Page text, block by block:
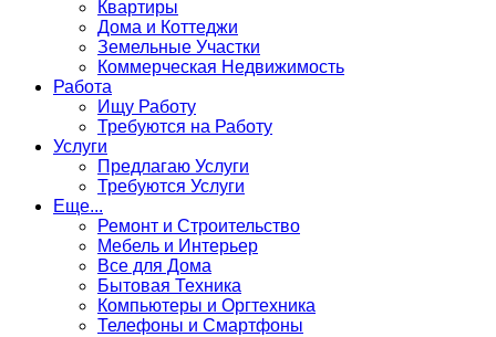
Квартиры
Дома и Коттеджи
Земельные Участки
Коммерческая Недвижимость
Работа
Ищу Работу
Требуются на Работу
Услуги
Предлагаю Услуги
Требуются Услуги
Еще...
Ремонт и Строительство
Мебель и Интерьер
Все для Дома
Бытовая Техника
Компьютеры и Оргтехника
Телефоны и Смартфоны